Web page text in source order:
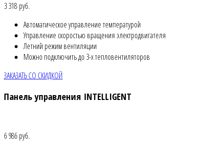
3 318 руб.
Автоматическое управление температурой
Управление скоростью вращения электродвигателя
Летний режим вентиляции
Можно подключить до 3-х тепловентиляторов
ЗАКАЗАТЬ СО СКИДКОЙ
Панель управления INTELLIGENT
6 986 руб.